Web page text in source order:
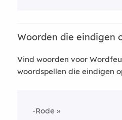
Woorden die eindigen
Vind woorden voor
woordspellen die eindigen
-Rode